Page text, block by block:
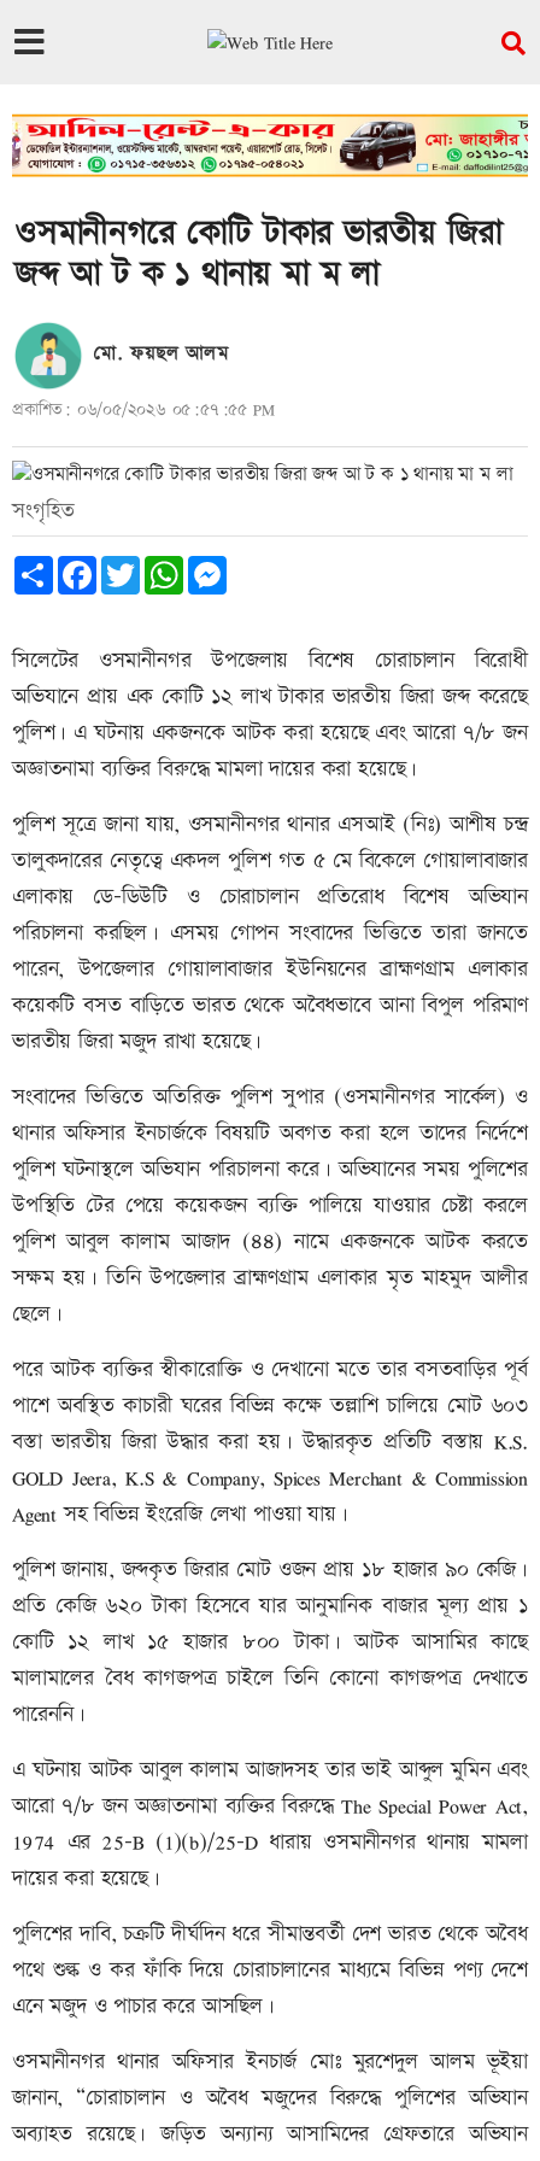
ওসমানীনগরে কোটি টাকার ভারতীয় জিরা
জব্দ আ ট ক ১ থানায় মা ম লা
মো. ফয়ছল আলম
প্রকাশিত: ০৬/০৫/২০২৬ ০৫:৫৭:৫৫ PM
সংগৃহিত
Share FacebookTwitterWhatsApp
সিলেটের ওসমানীনগর উপজেলায় বিশেষ চোরাচালান বিরোধী
অভিযানে প্রায় এক কোটি ১২ লাখ টাকার ভারতীয় জিরা জব্দ করেছে
পুলিশ। এ ঘটনায় একজনকে আটক করা হয়েছে এবং আরো ৭/৮ জন
অজ্ঞাতনামা ব্যক্তির বিরুদ্ধে মামলা দায়ের করা হয়েছে।
পুলিশ সূত্রে জানা যায়, ওসমানীনগর থানার এসআই (নিঃ) আশীষ চন্দ্র
তালুকদারের নেতৃত্বে একদল পুলিশ গত ৫ মে বিকেলে গোয়ালাবাজার
এলাকায় ডে-ডিউটি ও চোরাচালান প্রতিরোধ বিশেষ অভিযান
পরিচালনা করছিল। এসময় গোপন সংবাদের ভিত্তিতে তারা জানতে
পারেন, উপজেলার গোয়ালাবাজার ইউনিয়নের ব্রাহ্মণগ্রাম এলাকার
কয়েকটি বসত বাড়িতে ভারত থেকে অবৈধভাবে আনা বিপুল পরিমাণ
ভারতীয় জিরা মজুদ রাখা হয়েছে।
সংবাদের ভিত্তিতে অতিরিক্ত পুলিশ সুপার (ওসমানীনগর সার্কেল) ও
থানার অফিসার ইনচার্জকে বিষয়টি অবগত করা হলে তাদের নির্দেশে
পুলিশ ঘটনাস্থলে অভিযান পরিচালনা করে। অভিযানের সময় পুলিশের
উপস্থিতি টের পেয়ে কয়েকজন ব্যক্তি পালিয়ে যাওয়ার চেষ্টা করলে
পুলিশ আবুল কালাম আজাদ (৪৪) নামে একজনকে আটক করতে
সক্ষম হয়। তিনি উপজেলার ব্রাহ্মণগ্রাম এলাকার মৃত মাহমুদ আলীর
ছেলে।
পরে আটক ব্যক্তির স্বীকারোক্তি ও দেখানো মতে তার বসতবাড়ির পূর্ব
পাশে অবস্থিত কাচারী ঘরের বিভিন্ন কক্ষে তল্লাশি চালিয়ে মোট ৬০৩
বস্তা ভারতীয় জিরা উদ্ধার করা হয়। উদ্ধারকৃত প্রতিটি বস্তায় K.S.
GOLD Jeera, K.S & Company, Spices Merchant & Commission
Agent সহ বিভিন্ন ইংরেজি লেখা পাওয়া যায়।
পুলিশ জানায়, জব্দকৃত জিরার মোট ওজন প্রায় ১৮ হাজার ৯০ কেজি।
প্রতি কেজি ৬২০ টাকা হিসেবে যার আনুমানিক বাজার মূল্য প্রায় ১
কোটি ১২ লাখ ১৫ হাজার ৮০০ টাকা। আটক আসামির কাছে
মালামালের বৈধ কাগজপত্র চাইলে তিনি কোনো কাগজপত্র দেখাতে
পারেননি।
এ ঘটনায় আটক আবুল কালাম আজাদসহ তার ভাই আব্দুল মুমিন এবং
আরো ৭/৮ জন অজ্ঞাতনামা ব্যক্তির বিরুদ্ধে The Special Power Act,
1974 এর 25-B (1)(b)/25-D ধারায় ওসমানীনগর থানায় মামলা
দায়ের করা হয়েছে।
পুলিশের দাবি, চক্রটি দীর্ঘদিন ধরে সীমান্তবর্তী দেশ ভারত থেকে অবৈধ
পথে শুল্ক ও কর ফাঁকি দিয়ে চোরাচালানের মাধ্যমে বিভিন্ন পণ্য দেশে
এনে মজুদ ও পাচার করে আসছিল।
ওসমানীনগর থানার অফিসার ইনচার্জ মোঃ মুরশেদুল আলম ভূইয়া
জানান, “চোরাচালান ও অবৈধ মজুদের বিরুদ্ধে পুলিশের অভিযান
অব্যাহত রয়েছে। জড়িত অন্যান্য আসামিদের গ্রেফতারে অভিযান